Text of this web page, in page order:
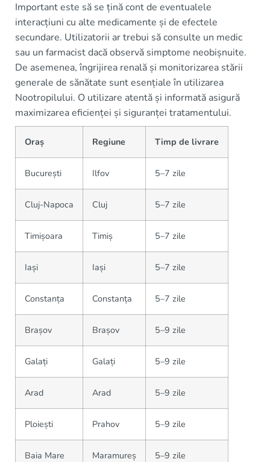
Important este să se țină cont de eventualele
interacțiuni cu alte medicamente și de efectele
secundare. Utilizatorii ar trebui să consulte un medic
sau un farmacist dacă observă simptome neobișnuite.
De asemenea, îngrijirea renală și monitorizarea stării
generale de sănătate sunt esențiale în utilizarea
Nootropilului. O utilizare atentă și informată asigură
maximizarea eficienței și siguranței tratamentului.
Oraș Regiune Timp de livrare
București Ilfov 5–7 zile
Cluj-Napoca Cluj 5–7 zile
Timișoara Timiș 5–7 zile
Iași Iași 5–7 zile
Constanța Constanța 5–7 zile
Brașov Brașov 5–9 zile
Galați Galați 5–9 zile
Arad Arad 5–9 zile
Ploiești Prahov 5–9 zile
Baia Mare Maramureș 5–9 zile